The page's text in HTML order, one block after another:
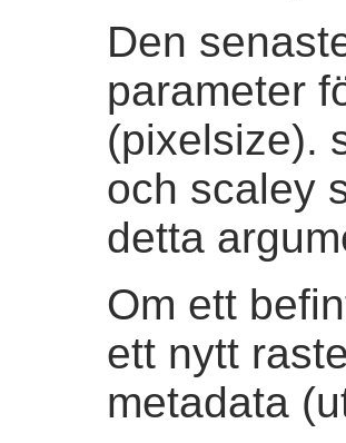
Den
parameter
(pixelsize).
och scaley
detta
Om ett
ett nytt
metadata